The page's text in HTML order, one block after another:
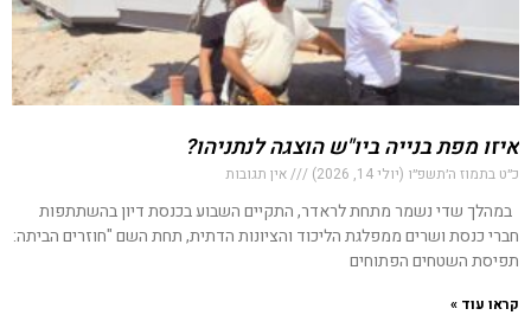
איזו מפת בנייה ביו"ש הוצגה לנתניהו?
כ״ט בתמוז ה׳תשפ״ו (יולי 14, 2026) אין תגובות
במהלך שדי נשמר מתחת לראדר, התקיים השבוע בכנסת דיון בהשתתפות
חברי כנסת ושרים ממפלגת הליכוד והציונות הדתית, תחת השם "חוזרים הביתה:
תפיסת השטחים הפתוחים
קראו עוד »